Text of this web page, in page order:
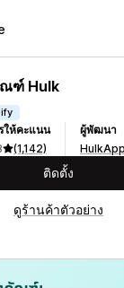
ณฑ์ Hulk
ให้คะแนน
(1,142)
ผู้พัฒนา
ติดตั้ง
ดูร้านค้าตัวอย่าง